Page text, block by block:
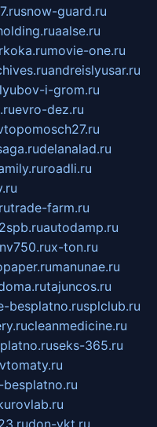
snow-guard.ru
aalse.ru
movie-one.ru
andreislyusar.ru
i-grom.ru
evro-dez.ru
delanalad.ru
roadli.ru
trade-farm.ru
autodamp.ru
nv750.rux-ton.ru
manunae.ru
tajuncos.ru
besplatno.rusplclub.ru
cleanmedicine.ru
seks-365.ru
don-ykt.ru